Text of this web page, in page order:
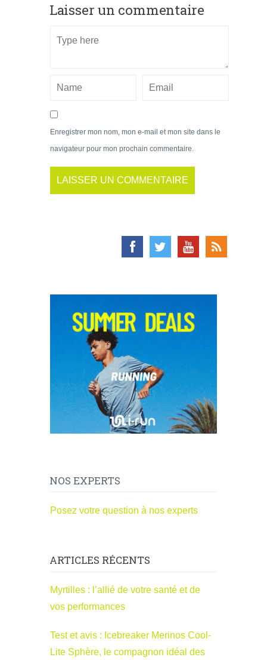
Laisser un commentaire
Enregistrer mon nom, mon e-mail et mon site dans le
navigateur pour mon prochain commentaire.
NOS EXPERTS
Posez votre question à nos experts
ARTICLES RÉCENTS
Myrtilles : l’allié de votre santé et de
vos performances
Test et avis : Icebreaker Merinos Cool-
Lite Sphère, le compagnon idéal des